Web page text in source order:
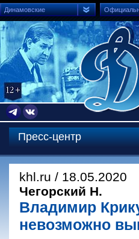
Динамовские
Пресс-центр
khl.ru / 18.05.2020
Чегорский Н.
Владимир
невозможно